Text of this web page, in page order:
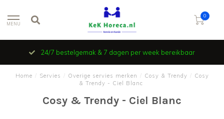
MENU
0
24/7 bestelgemak & 7 dagen per week bereikbaar
Home Servies Overige servies merken Cosy & Trendy
Cosy
& Trendy - Ciel Blanc
Cosy & Trendy - Ciel Blanc